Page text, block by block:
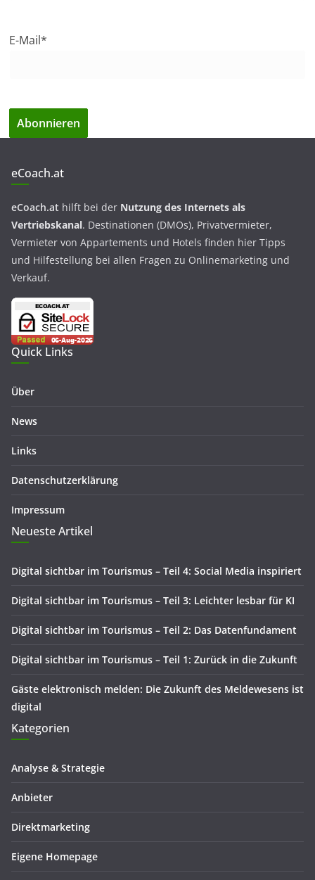
E-Mail*
eCoach.at
eCoach.at hilft bei der Nutzung des Internets als
Vertriebskanal. Destinationen (DMOs), Privatvermieter,
Vermieter von Appartements und Hotels finden hier Tipps
und Hilfestellung bei allen Fragen zu Onlinemarketing und
Verkauf.
Quick Links
Über
News
Links
Datenschutzerklärung
Impressum
Neueste Artikel
Digital sichtbar im Tourismus – Teil 4: Social Media inspiriert
Digital sichtbar im Tourismus – Teil 3: Leichter lesbar für KI
Digital sichtbar im Tourismus – Teil 2: Das Datenfundament
Digital sichtbar im Tourismus – Teil 1: Zurück in die Zukunft
Gäste elektronisch melden: Die Zukunft des Meldewesens ist
digital
Kategorien
Analyse & Strategie
Anbieter
Direktmarketing
Eigene Homepage